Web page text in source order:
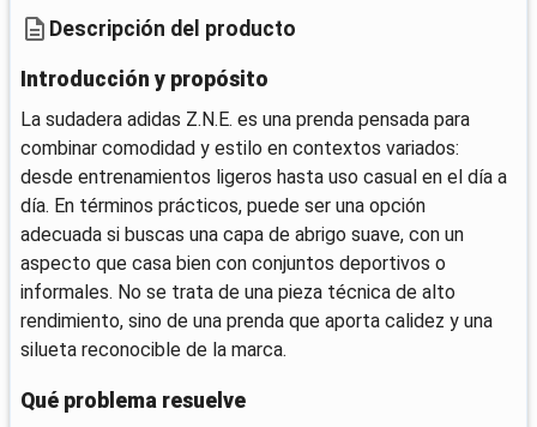
Descripción del producto
Introducción y propósito
La sudadera adidas Z.N.E. es una prenda pensada para
combinar comodidad y estilo en contextos variados:
desde entrenamientos ligeros hasta uso casual en el día a
día. En términos prácticos, puede ser una opción
adecuada si buscas una capa de abrigo suave, con un
aspecto que casa bien con conjuntos deportivos o
informales. No se trata de una pieza técnica de alto
rendimiento, sino de una prenda que aporta calidez y una
silueta reconocible de la marca.
Qué problema resuelve